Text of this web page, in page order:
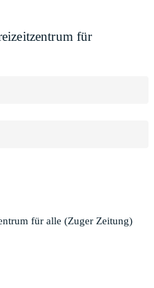
für
für alle (Zuger Zeitung)